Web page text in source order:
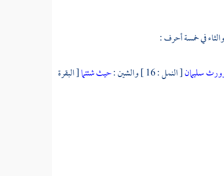
سليمان[ النمل : 16 ] والشين : حيث شئتما[ البقرة